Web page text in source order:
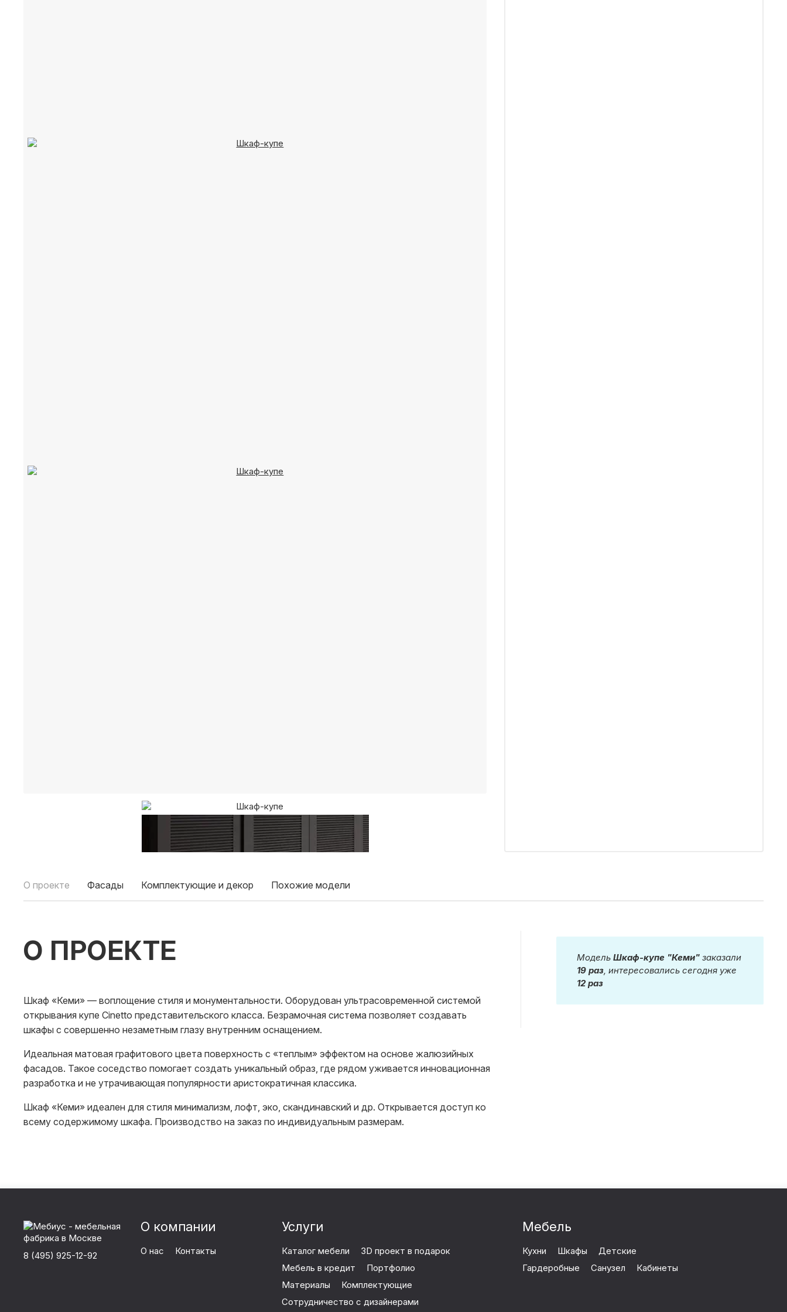
О проекте Фасады Комплектующие и декор Похожие модели
О ПРОЕКТЕ
Шкаф «Кеми» — воплощение стиля и монументальности. Оборудован ультрасовременной системой
открывания купе Cinetto представительского класса. Безрамочная система позволяет создавать
шкафы с совершенно незаметным глазу внутренним оснащением.
Идеальная матовая графитового цвета поверхность с «теплым» эффектом на основе жалюзийных
фасадов. Такое соседство помогает создать уникальный образ, где рядом уживается инновационная
разработка и не утрачивающая популярности аристократичная классика.
Шкаф «Кеми» идеален для стиля минимализм, лофт, эко, скандинавский и др. Открывается доступ ко
всему содержимому шкафа. Производство на заказ по индивидуальным размерам.
Модель Шкаф-купе "Кеми"заказали
19 раз, интересовались сегодня уже
12 раз
8 (495) 925-12-92
О компании
О нас Контакты
Услуги
Каталог мебели
3D проект в подарок
Мебель в кредит
Портфолио
Материалы
Комплектующие
Сотрудничество с дизайнерами
Мебель
Кухни Шкафы
Детские
Гардеробные
Санузел Кабинеты